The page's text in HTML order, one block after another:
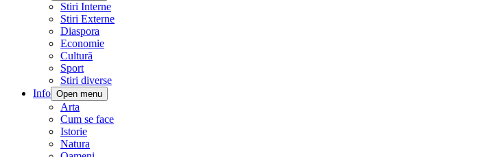
Stiri Interne
Stiri Externe
Diaspora
Economie
Cultură
Sport
Stiri diverse
Info Open menu
Arta
Cum se face
Istorie
Natura